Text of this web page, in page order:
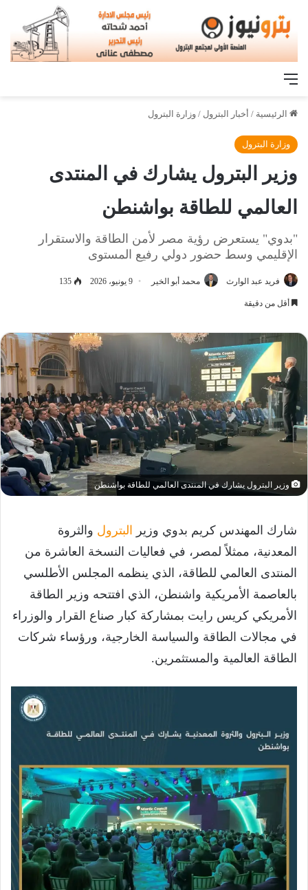
القائمة
الرئيسية / أخبار البترول / وزارة البترول
وزارة البترول
وزير البترول يشارك في المنتدى
العالمي للطاقة بواشنطن
"بدوي" يستعرض رؤية مصر لأمن الطاقة والاستقرار
الإقليمي وسط حضور دولي رفيع المستوى
فريد عبد الوارث محمد أبو الخير 9 يونيو، 2026 135
أقل من دقيقة
وزير البترول يشارك في المنتدى العالمي للطاقة بواشنطن
شارك المهندس كريم بدوي وزير البترول والثروة
المعدنية، ممثلاً لمصر، في فعاليات النسخة العاشرة من
المنتدى العالمي للطاقة، الذي ينظمه المجلس الأطلسي
بالعاصمة الأمريكية واشنطن، الذي افتتحه وزير الطاقة
الأمريكي كريس رايت بمشاركة كبار صناع القرار والوزراء
في مجالات الطاقة والسياسة الخارجية، ورؤساء شركات
الطاقة العالمية والمستثمرين.